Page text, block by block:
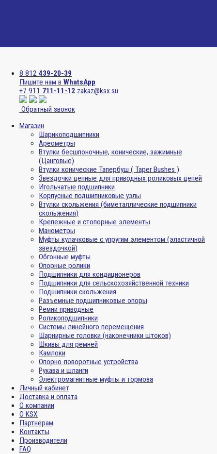
8 812 439-20-39
Пишите нам в WhatsApp
+7 911 711-11-12 zakaz@ksx.su
Обратный звонок
Магазин
Шарикоподшипники
Ареометры
Втулки бесшпоночные, конические, зажимные
(Цанговые)
Втулки конические Тапербуш ( Taper Bushes )
Звездочки цепные для приводных роликовых цепей
Игольчатые подшипники
Корпусные подшипниковые узлы
Втулки скольжения (биметаллические подшипники
скольжения)
Крепежные и стопорные элементы
Манометры
Муфты кулачковые с упругим элементом (эластичной
звездочкой)
Обгонные муфты
Опорные ролики
Подшипники для кондиционеров
Подшипники для сельскохозяйственной техники
Подшипники скольжения
Разъемные подшипниковые опоры
Ремни приводные
Роликоподшипники
Системы линейного перемещения
Шарнирные головки (наконечники штоков)
Шкивы для ремней
Камлоки
Опорно-поворотные устройства
Рукава и шланги
Электромагнитные муфты и тормоза
Личный кабинет
Доставка и оплата
О компании
О KSX
Партнерам
Контакты
Производители
FAQ